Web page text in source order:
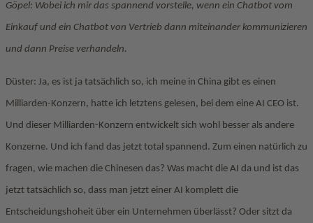
Göpel: Wobei ich mir das spannend vorstelle, wenn ein Chatbot vom
Einkauf und ein Chatbot von Vertrieb dann miteinander kommunizieren
und dann Preise verhandeln.
Düster: Ja, es ist ja tatsächlich so, ich meine in China gibt es einen
Milliarden-Konzern, hatte ich letztens gelesen, bei dem eine AI CEO ist.
Und dieser Milliarden-Konzern entwickelt sich wohl besser als andere
Konzerne. Und ich fand das jetzt total spannend. Zum einen natürlich zu
fragen, wie machen die Chinesen das? Was macht die AI da und ist das
jetzt tatsächlich so, dass man jetzt einer AI komplett die
Entscheidungshoheit über ein Unternehmen überlässt? Oder sitzt da